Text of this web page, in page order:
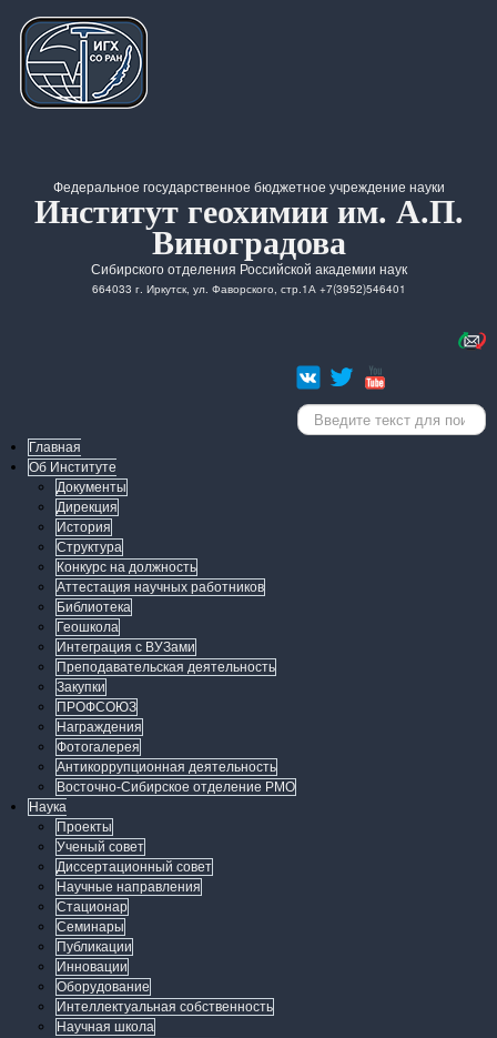
Федеральное государственное бюджетное учреждение науки
Институт геохимии им. А.П.
Виноградова
Сибирского отделения Российской академии наук
664033 г. Иркутск, ул. Фаворского, стр.1А +7(3952)546401
Искать...
Главная
Об Институте
Документы
Дирекция
История
Структура
Конкурс на должность
Аттестация научных работников
Библиотека
Геошкола
Интеграция с ВУЗами
Преподавательская деятельность
Закупки
ПРОФСОЮЗ
Награждения
Фотогалерея
Антикоррупционная деятельность
Восточно-Сибирское отделение РМО
Наука
Проекты
Ученый совет
Диссертационный совет
Научные направления
Стационар
Семинары
Публикации
Инновации
Оборудование
Интеллектуальная собственность
Научная школа